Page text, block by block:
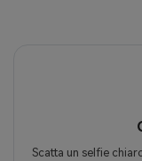
Scatta un selfie